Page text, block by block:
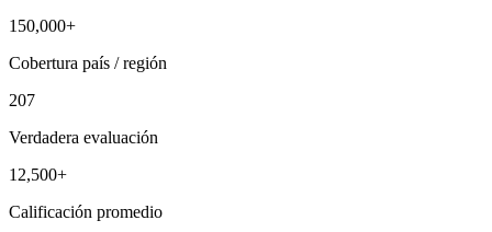
150,000+
Cobertura país / región
207
Verdadera evaluación
12,500+
Calificación promedio